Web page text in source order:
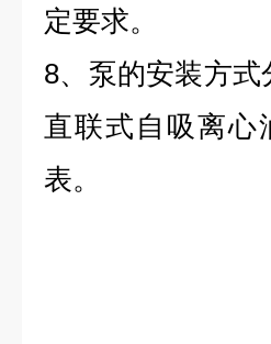
定要求。
8、泵的安装方
直联式自吸离心
表。